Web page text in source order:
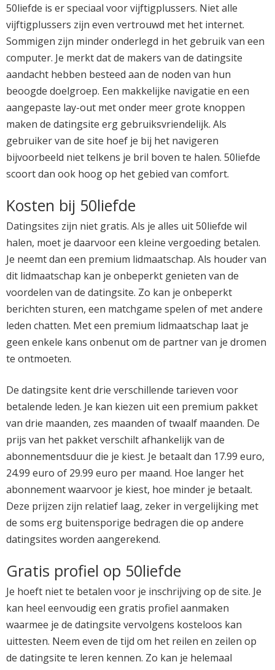
50liefde is er speciaal voor vijftigplussers. Niet alle
vijftigplussers zijn even vertrouwd met het internet.
Sommigen zijn minder onderlegd in het gebruik van een
computer. Je merkt dat de makers van de datingsite
aandacht hebben besteed aan de noden van hun
beoogde doelgroep. Een makkelijke navigatie en een
aangepaste lay-out met onder meer grote knoppen
maken de datingsite erg gebruiksvriendelijk. Als
gebruiker van de site hoef je bij het navigeren
bijvoorbeeld niet telkens je bril boven te halen. 50liefde
scoort dan ook hoog op het gebied van comfort.
Kosten bij 50liefde
Datingsites zijn niet gratis. Als je alles uit 50liefde wil
halen, moet je daarvoor een kleine vergoeding betalen.
Je neemt dan een premium lidmaatschap. Als houder van
dit lidmaatschap kan je onbeperkt genieten van de
voordelen van de datingsite. Zo kan je onbeperkt
berichten sturen, een matchgame spelen of met andere
leden chatten. Met een premium lidmaatschap laat je
geen enkele kans onbenut om de partner van je dromen
te ontmoeten.
De datingsite kent drie verschillende tarieven voor
betalende leden. Je kan kiezen uit een premium pakket
van drie maanden, zes maanden of twaalf maanden. De
prijs van het pakket verschilt afhankelijk van de
abonnementsduur die je kiest. Je betaalt dan 17.99 euro,
24.99 euro of 29.99 euro per maand. Hoe langer het
abonnement waarvoor je kiest, hoe minder je betaalt.
Deze prijzen zijn relatief laag, zeker in vergelijking met
de soms erg buitensporige bedragen die op andere
datingsites worden aangerekend.
Gratis profiel op 50liefde
Je hoeft niet te betalen voor je inschrijving op de site. Je
kan heel eenvoudig een gratis profiel aanmaken
waarmee je de datingsite vervolgens kosteloos kan
uittesten. Neem even de tijd om het reilen en zeilen op
de datingsite te leren kennen. Zo kan je helemaal